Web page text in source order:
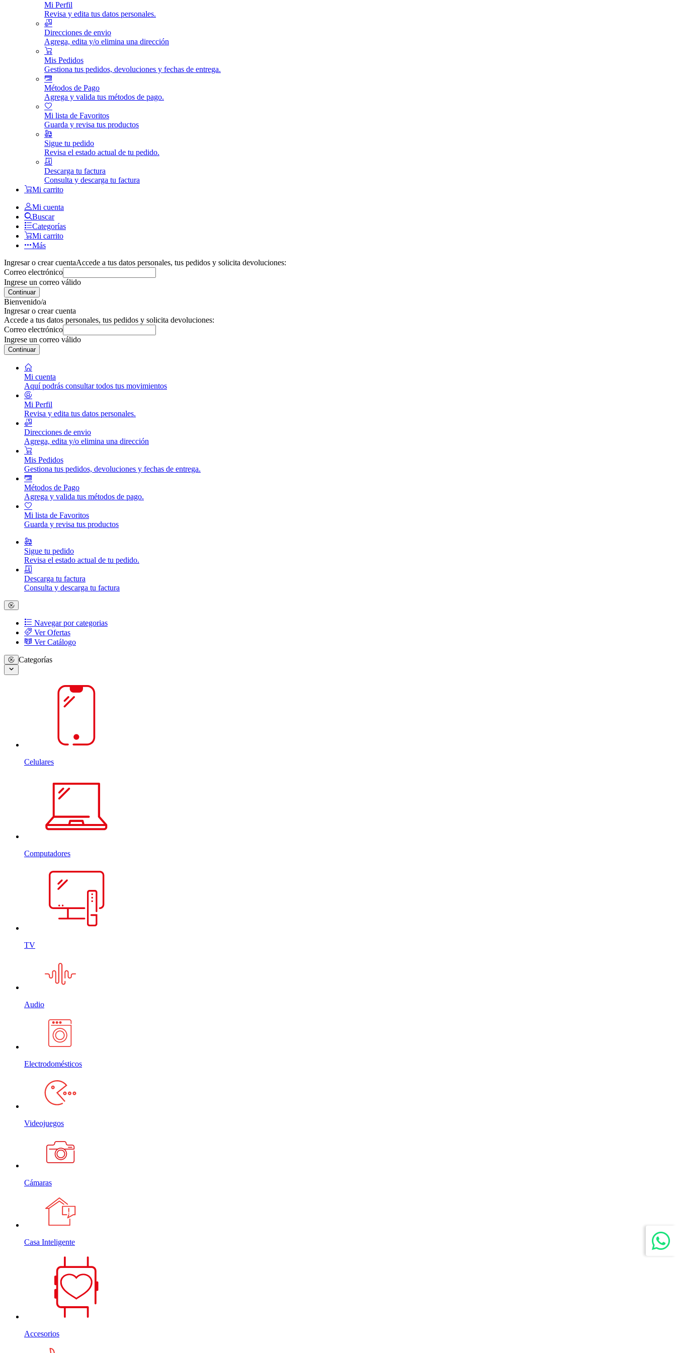
Mi Perfil
Revisa y edita tus datos personales.
Direcciones de envio
Agrega, edita y/o elimina una dirección
Mis Pedidos
Gestiona tus pedidos, devoluciones y fechas de entrega.
Métodos de Pago
Agrega y valida tus métodos de pago.
Mi lista de Favoritos
Guarda y revisa tus productos
Sigue tu pedido
Revisa el estado actual de tu pedido.
Descarga tu factura
Consulta y descarga tu factura
Mi carrito
Mi cuenta
Buscar
Categorías
Mi carrito
Más
Ingresar o crear cuentaAccede a tus datos personales, tus pedidos y solicita devoluciones:
Correo electrónico
Ingrese un correo válido
Continuar
Bienvenido/a
Ingresar o crear cuenta
Accede a tus datos personales, tus pedidos y solicita devoluciones:
Correo electrónico
Ingrese un correo válido
Continuar
Mi cuenta
Aquí podrás consultar todos tus movimientos
Mi Perfil
Revisa y edita tus datos personales.
Direcciones de envio
Agrega, edita y/o elimina una dirección
Mis Pedidos
Gestiona tus pedidos, devoluciones y fechas de entrega.
Métodos de Pago
Agrega y valida tus métodos de pago.
Mi lista de Favoritos
Guarda y revisa tus productos
Sigue tu pedido
Revisa el estado actual de tu pedido.
Descarga tu factura
Consulta y descarga tu factura
Navegar por categorias
Ver Ofertas
Ver Catálogo
Categorías
Celulares
Computadores
TV
Audio
Electrodomésticos
Videojuegos
Cámaras
Casa Inteligente
Accesorios